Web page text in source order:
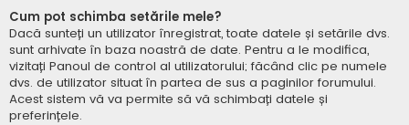
Cum pot schimba setările mele?
Dacă sunteți un utilizator înregistrat, toate datele și setările dvs.
sunt arhivate în baza noastră de date. Pentru a le modifica,
vizitați Panoul de control al utilizatorului; făcând clic pe numele
dvs. de utilizator situat în partea de sus a paginilor forumului.
Acest sistem vă va permite să vă schimbați datele și
preferințele.